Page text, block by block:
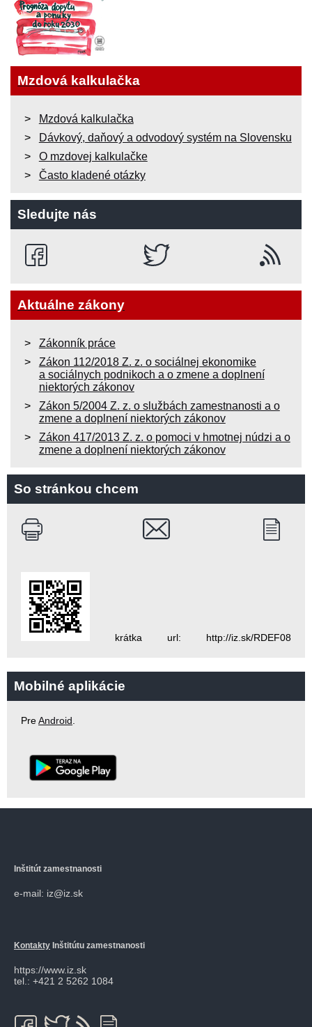
Mzdová kalkulačka
Mzdová kalkulačka
Dávkový, daňový a odvodový systém na Slovensku
O mzdovej kalkulačke
Často kladené otázky
Sledujte nás
Aktuálne zákony
Zákonník práce
Zákon 112/2018 Z. z. o sociálnej ekonomike
a sociálnych podnikoch a o zmene a doplnení
niektorých zákonov
Zákon 5/2004 Z. z. o službách zamestnanosti a o
zmene a doplnení niektorých zákonov
Zákon 417/2013 Z. z. o pomoci v hmotnej núdzi a o
zmene a doplnení niektorých zákonov
So stránkou chcem
krátka url: http://iz.sk/RDEF08
Mobilné aplikácie
PreAndroid.
Inštitút zamestnanosti
e-mail: iz@iz.sk
Kontakty Inštitútu zamestnanosti
https://www.iz.sk
tel.: +421 2 5262 1084